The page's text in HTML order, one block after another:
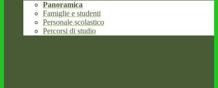
Panoramica
Famiglie e studenti
Personale scolastico
Percorsi di studio